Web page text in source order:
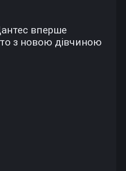
вперше
з новою дівчиною